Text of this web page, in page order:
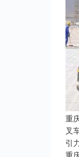
重
叉
引